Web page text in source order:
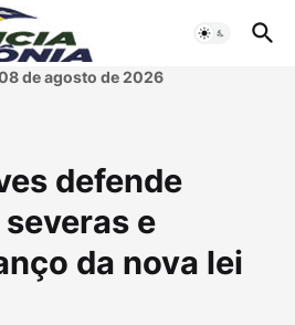
de agosto de 2026
defende
e
da nova lei